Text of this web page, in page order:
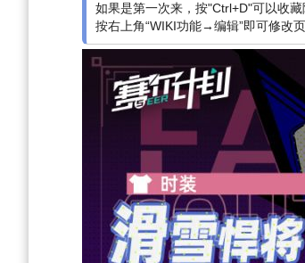
如果是第一次来，按"Ctrl+D"可以收
按右上角“WIKI功能→编辑”即可修改页